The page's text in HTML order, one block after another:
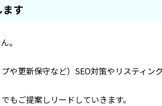
す
。
や更新保守など）SEO対策やリスティン
もご提案しリードしていきます。